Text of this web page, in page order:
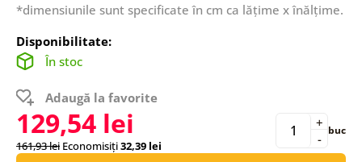
*dimensiunile sunt specificate în cm ca lățime x înălțime.
Disponibilitate:
În stoc
Adaugă la favorite
129,54 lei
161,93 lei Economisiți32,39 lei -
+ buc